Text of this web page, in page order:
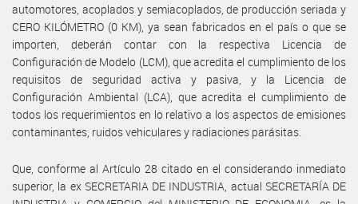
automotores, acoplados y semiacoplados, de producción seriada y
CERO KILÓMETRO (0 KM), ya sean fabricados en el país o que se
importen, deberán contar con la respectiva Licencia de
Configuración de Modelo (LCM), que acredita el cumplimiento de los
requisitos de seguridad activa y pasiva, y la Licencia de
Configuración Ambiental (LCA), que acredita el cumplimiento de
todos los requerimientos en lo relativo a los aspectos de emisiones
contaminantes, ruidos vehiculares y radiaciones parásitas.
Que, conforme al Artículo 28 citado en el considerando inmediato
superior, la ex SECRETARIA DE INDUSTRIA, actual SECRETARÍA DE